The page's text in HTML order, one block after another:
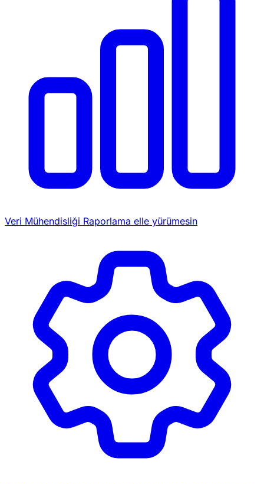
Veri Mühendisliği Raporlama elle yürümesin